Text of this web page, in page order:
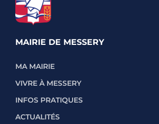
MAIRIE DE MESSERY
MA MAIRIE
VIVRE À MESSERY
INFOS PRATIQUES
ACTUALITÉS